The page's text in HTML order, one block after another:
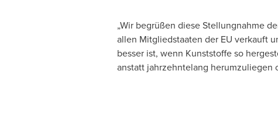
„Wir begrüßen diese Stellungnahme
allen Mitgliedstaaten der EU verkauft
besser ist, wenn Kunststoffe so
anstatt jahrzehntelang herumzuliegen